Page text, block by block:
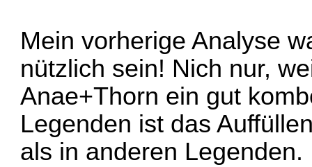
Mein vorherige Analyse
nützlich sein! Nich nur,
Anae+Thorn ein gut
Legenden ist das
als in anderen Legenden.